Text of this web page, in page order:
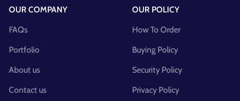
OUR COMPANY
FAQs
Portfolio
About us
Contact us
OUR POLICY
How To Order
Buying Policy
Security Policy
Privacy Policy